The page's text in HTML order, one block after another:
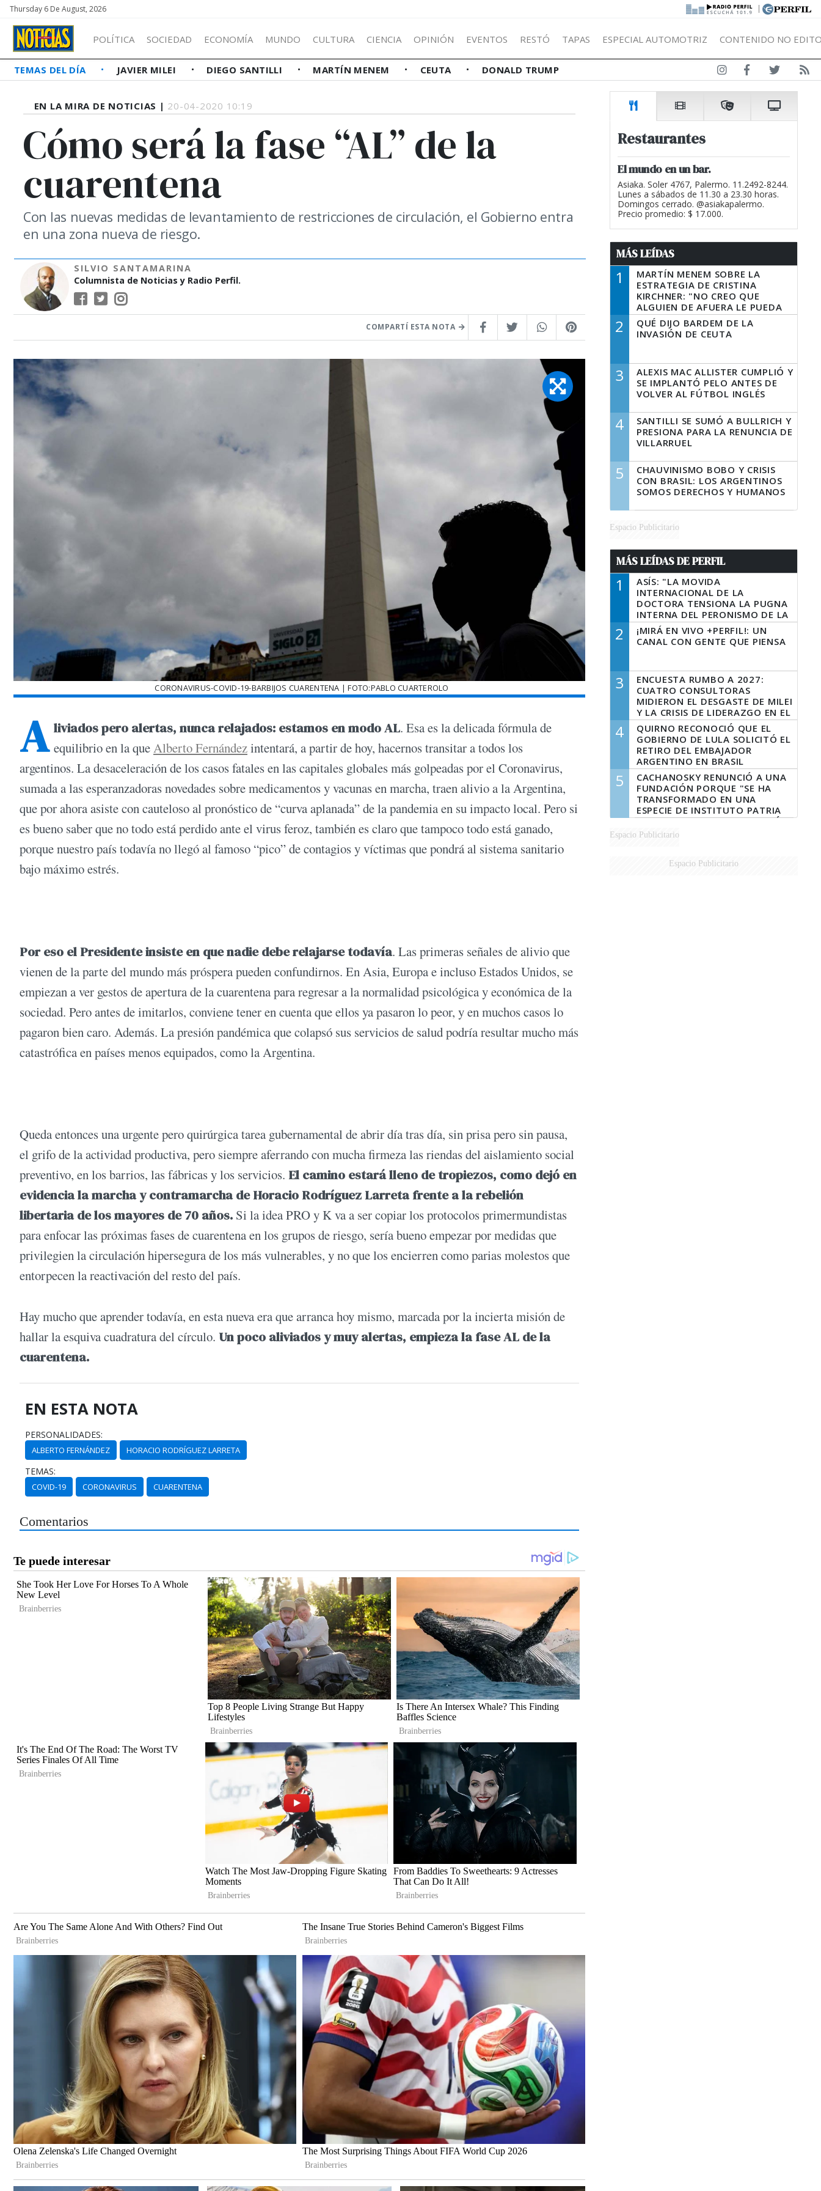
Thursday 6 De August, 2026 |
POLÍTICA SOCIEDAD ECONOMÍA MUNDO CULTURA CIENCIA OPINIÓN EVENTOS RESTÓ TAPAS ESPECIAL AUTOMOTRIZ CONTENIDO NO
TEMAS DEL DÍA JAVIER MILEI DIEGO SANTILLI MARTÍN MENEM CEUTA DONALD TRUMP
EN LA MIRA DE NOTICIAS | 20-04-2020 10:19
Cómo será la fase “AL” de la
cuarentena
Con las nuevas medidas de levantamiento de restricciones de circulación, el Gobierno entra
en una zona nueva de riesgo.
SILVIO SANTAMARINA
Columnista de Noticias y Radio Perfil.
COMPARTÍ ESTA NOTA
CORONAVIRUS-COVID-19-BARBIJOS CUARENTENA | FOTO:PABLO CUARTEROLO
A liviados pero alertas, nunca relajados: estamos en modo AL. Esa es la delicada fórmula de
equilibrio en la queAlberto Fernándezintentará, a partir de hoy, hacernos transitar a todos los
argentinos. La desaceleración de los casos fatales en las capitales globales más golpeadas por el Coronavirus,
sumada a las esperanzadoras novedades sobre medicamentos y vacunas en marcha, traen alivio a la Argentina,
que por ahora asiste con cauteloso al pronóstico de “curva aplanada” de la pandemia en su impacto local. Pero si
es bueno saber que no todo está perdido ante el virus feroz, también es claro que tampoco todo está ganado,
porque nuestro país todavía no llegó al famoso “pico” de contagios y víctimas que pondrá al sistema sanitario
bajo máximo estrés.
Por eso el Presidente insiste en que nadie debe relajarse todavía. Las primeras señales de alivio que
vienen de la parte del mundo más próspera pueden confundirnos. En Asia, Europa e incluso Estados Unidos, se
empiezan a ver gestos de apertura de la cuarentena para regresar a la normalidad psicológica y económica de la
sociedad. Pero antes de imitarlos, conviene tener en cuenta que ellos ya pasaron lo peor, y en muchos casos lo
pagaron bien caro. Además. La presión pandémica que colapsó sus servicios de salud podría resultar mucho más
catastrófica en países menos equipados, como la Argentina.
Queda entonces una urgente pero quirúrgica tarea gubernamental de abrir día tras día, sin prisa pero sin pausa,
el grifo de la actividad productiva, pero siempre aferrando con mucha firmeza las riendas del aislamiento social
preventivo, en los barrios, las fábricas y los servicios. El camino estará lleno de tropiezos, como dejó en
evidencia la marcha y contramarcha de Horacio Rodríguez Larreta frente a la rebelión
libertaria de los mayores de 70 años. Si la idea PRO y K va a ser copiar los protocolos primermundistas
para enfocar las próximas fases de cuarentena en los grupos de riesgo, sería bueno empezar por medidas que
privilegien la circulación hipersegura de los más vulnerables, y no que los encierren como parias molestos que
entorpecen la reactivación del resto del país.
Hay mucho que aprender todavía, en esta nueva era que arranca hoy mismo, marcada por la incierta misión de
hallar la esquiva cuadratura del círculo. Un poco aliviados y muy alertas, empieza la fase AL de la
cuarentena.
EN ESTA NOTA
PERSONALIDADES:
ALBERTO FERNÁNDEZ HORACIO RODRÍGUEZ LARRETA
TEMAS:
COVID-19 CORONAVIRUS CUARENTENA
Comentarios
Restaurantes
El mundo en un bar.
Asiaka. Soler 4767, Palermo. 11.2492-8244.
Lunes a sábados de 11.30 a 23.30 horas.
Domingos cerrado. @asiakapalermo.
Precio promedio: $ 17.000.
MÁS LEÍDAS
1
MARTÍN MENEM SOBRE LA
ESTRATEGIA DE CRISTINA
KIRCHNER: "NO CREO QUE
ALGUIEN DE AFUERA LE PUEDA
DECIR A LA JUSTICIA LO QUE
TIENE QUE HACER"
2
QUÉ DIJO BARDEM DE LA
INVASIÓN DE CEUTA
3
ALEXIS MAC ALLISTER CUMPLIÓ Y
SE IMPLANTÓ PELO ANTES DE
VOLVER AL FÚTBOL INGLÉS
4
SANTILLI SE SUMÓ A BULLRICH Y
PRESIONA PARA LA RENUNCIA DE
VILLARRUEL
5
CHAUVINISMO BOBO Y CRISIS
CON BRASIL: LOS ARGENTINOS
SOMOS DERECHOS Y HUMANOS
Espacio Publicitario
MÁS LEÍDAS DE PERFIL
1
ASÍS: "LA MOVIDA
INTERNACIONAL DE LA
DOCTORA TENSIONA LA PUGNA
INTERNA DEL PERONISMO DE LA
PROVINCIA DEL PECADO"
2
¡MIRÁ EN VIVO +PERFIL!: UN
CANAL CON GENTE QUE PIENSA
3
ENCUESTA RUMBO A 2027:
CUATRO CONSULTORAS
MIDIERON EL DESGASTE DE MILEI
Y LA CRISIS DE LIDERAZGO EN EL
PERONISMO
4
QUIRNO RECONOCIÓ QUE EL
GOBIERNO DE LULA SOLICITÓ EL
RETIRO DEL EMBAJADOR
ARGENTINO EN BRASIL
5
CACHANOSKY RENUNCIÓ A UNA
FUNDACIÓN PORQUE "SE HA
TRANSFORMADO EN UNA
ESPECIE DE INSTITUTO PATRIA
INCONDICIONAL DE LA GESTIÓN
DE MILEI"
Espacio Publicitario
Espacio Publicitario